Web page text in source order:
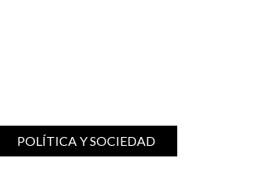
POLÍTICA Y SOCIEDAD